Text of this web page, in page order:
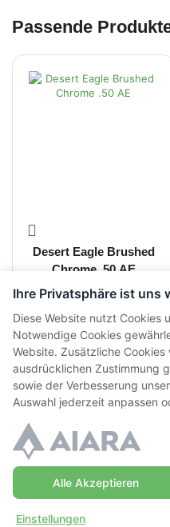
Passende
Desert Eagle Brushed
Chrome .50 AE
© Copyright
Datenschutz
Ihre Privatsphäre ist uns
Diese Website nutzt Cookies
Notwendige Cookies
Website. Zusätzliche
ausdrücklichen Zustimmung
sowie der Verbesserung
Auswahl jederzeit anpassen
Alle Akzeptieren
Einstellungen